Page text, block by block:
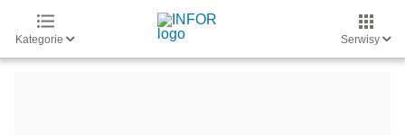
Kategorie Serwisy